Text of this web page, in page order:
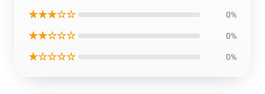
★★★☆☆ 0%
★★☆☆☆ 0%
★☆☆☆☆ 0%